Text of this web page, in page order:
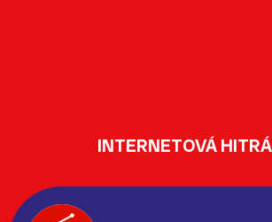
INTERNETOVÁ